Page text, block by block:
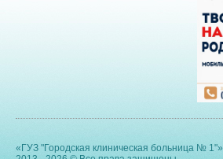
«ГУЗ "Городская клиническая больница № 1"»